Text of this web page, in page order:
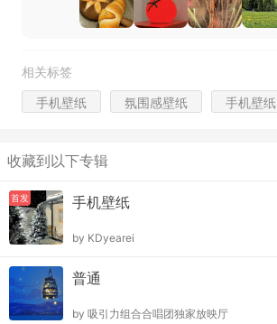
相关标签
手机壁纸 氛围感壁纸 手机壁纸
收藏到以下专辑
首发 手机壁纸
by KDyearei
普通
by 吸引力组合合唱团独家放映厅